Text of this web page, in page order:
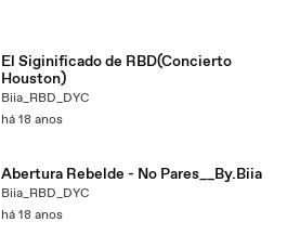
El Siginificado de RBD(Concierto
Houston)
Biia_RBD_DYC
há 18 anos
Abertura Rebelde - No Pares__By.Biia
Biia_RBD_DYC
há 18 anos